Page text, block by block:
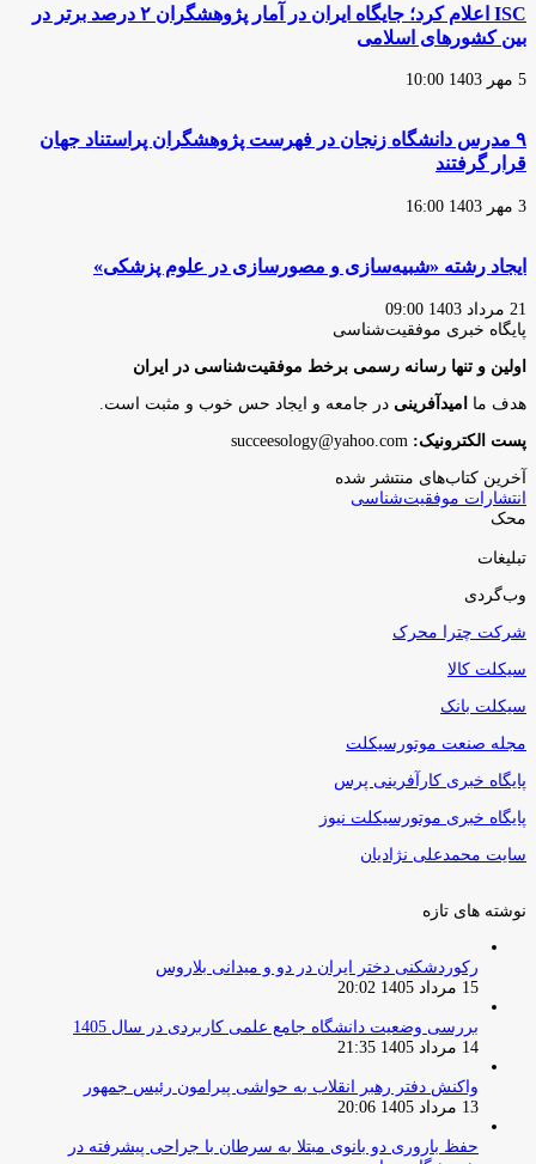
ISC اعلام کرد؛ جایگاه ایران در آمار پژوهشگران ۲ درصد برتر در
بین کشورهای اسلامی
5 مهر 1403 10:00
۹ مدرس دانشگاه زنجان در فهرست پژوهشگران پراستناد جهان
قرار گرفتند
3 مهر 1403 16:00
ایجاد رشته «شبیه‌سازی و مصورسازی در علوم پزشکی»
21 مرداد 1403 09:00
پایگاه‌ خبری موفقیت‌شناسی
اولین و تنها رسانه رسمی برخط موفقیت‌شناسی در ایران
هدف ما امیدآفرینی در جامعه و ایجاد حس خوب و مثبت است.
پست الکترونیک:
آخرین کتاب‌های منتشر شده
انتشارات موفقیت‌شناسی
محک
تبلیغات
وب‌گردی
شرکت چترا محرک
سیکلت کالا
سیکلت بانک
مجله صنعت موتورسیکلت
پایگاه خبری کارآفرینی پرس
پایگاه خبری موتورسیکلت نیوز
سایت محمدعلی نژادیان
نوشته های تازه
رکوردشکنی دختر ایران در دو و میدانی بلاروس
15 مرداد 1405 20:02
بررسی وضعیت دانشگاه جامع علمی کاربردی در سال 1405
14 مرداد 1405 21:35
واکنش دفتر رهبر انقلاب به حواشی پیرامون رئیس جمهور
13 مرداد 1405 20:06
حفظ باروری دو بانوی مبتلا به سرطان با جراحی پیشرفته در